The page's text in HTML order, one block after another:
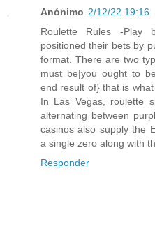
Anónimo 2/12/22 19:16
Roulette Rules -Play
positioned their bets by
format. There are two
must be|you ought to
end result of} that is
In Las Vegas, roulette
alternating between
casinos also supply the
a single zero along with
Responder